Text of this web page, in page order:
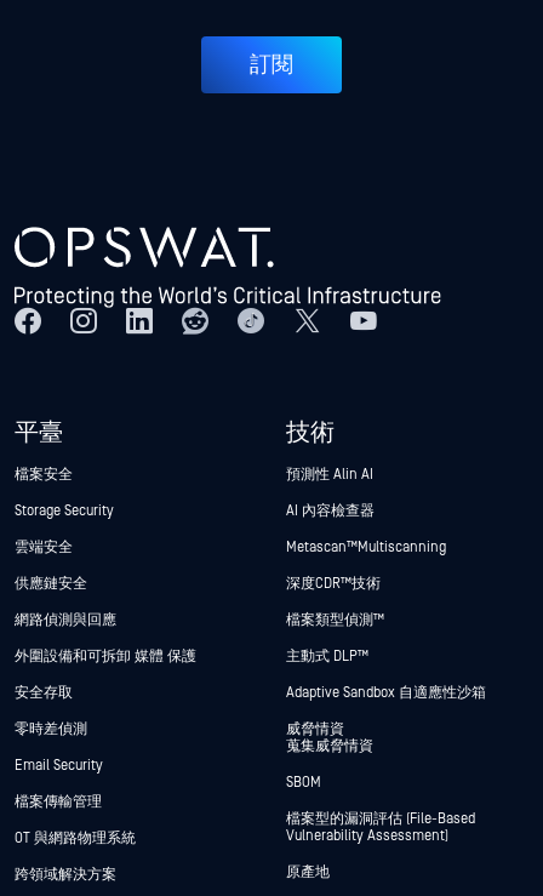
訂閱
平臺
檔案安全
Storage Security
雲端安全
供應鏈安全
網路偵測與回應
外圍設備和可拆卸 媒體 保護
安全存取
零時差偵測
Email Security
檔案傳輸管理
OT 與網路物理系統
跨領域解決方案
技術
預測性 Alin AI
AI 內容檢查器
Metascan™ Multiscanning
深度CDR™技術
檔案類型偵測™
主動式 DLP™
Adaptive Sandbox 自適應性沙箱
威脅情資
蒐集威脅情資
SBOM
檔案型的漏洞評估 (File-Based
Vulnerability Assessment)
原產地